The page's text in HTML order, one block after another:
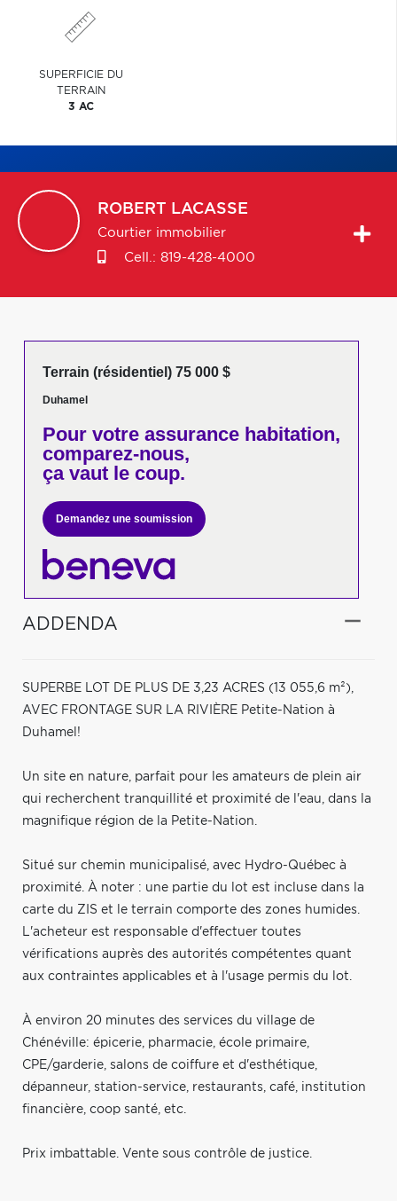
SUPERFICIE DU
TERRAIN
3 AC
ROBERT LACASSE
Courtier immobilier
Cell.: 819-428-4000
Terrain (résidentiel) 75 000 $
Duhamel
Pour votreassurance habitation,
comparez-nous,
ça vaut le coup.
Demandez une soumission
ADDENDA
SUPERBE LOT DE PLUS DE 3,23 ACRES (13 055,6 m²),
AVEC FRONTAGE SUR LA RIVIÈRE Petite-Nation à
Duhamel!
Un site en nature, parfait pour les amateurs de plein air
qui recherchent tranquillité et proximité de l'eau, dans la
magnifique région de la Petite-Nation.
Situé sur chemin municipalisé, avec Hydro-Québec à
proximité. À noter : une partie du lot est incluse dans la
carte du ZIS et le terrain comporte des zones humides.
L'acheteur est responsable d'effectuer toutes
vérifications auprès des autorités compétentes quant
aux contraintes applicables et à l'usage permis du lot.
À environ 20 minutes des services du village de
Chénéville: épicerie, pharmacie, école primaire,
CPE/garderie, salons de coiffure et d'esthétique,
dépanneur, station-service, restaurants, café, institution
financière, coop santé, etc.
Prix imbattable. Vente sous contrôle de justice.